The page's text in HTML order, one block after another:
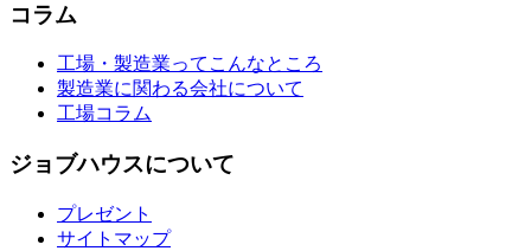
コラム
工場・製造業ってこんなところ
製造業に関わる会社について
工場コラム
ジョブハウスについて
プレゼント
サイトマップ